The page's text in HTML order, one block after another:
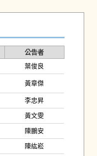
公告者
葉俊良
黃章傑
李忠昇
黃文雯
陳鵬安
陳紘崧